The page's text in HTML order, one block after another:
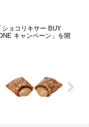
ショコリキサー BUY
キャンペーン」を開